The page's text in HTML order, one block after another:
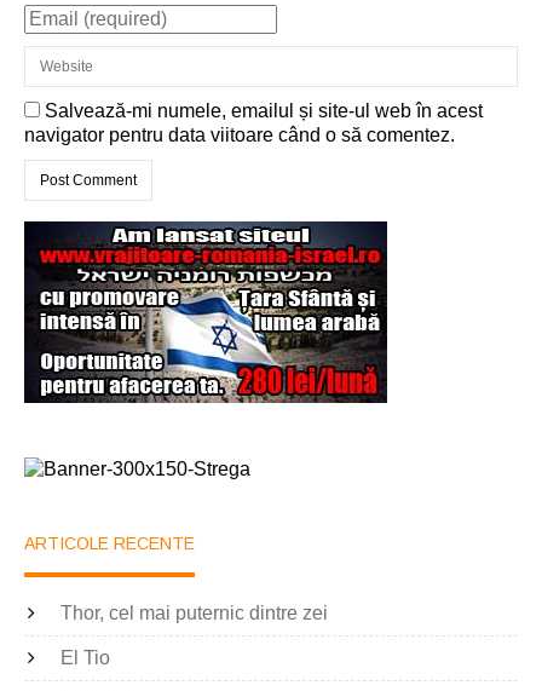
Salvează-mi numele, emailul și site-ul web în acest
navigator pentru data viitoare când o să comentez.
ARTICOLE RECENTE
Thor, cel mai puternic dintre zei
El Tio